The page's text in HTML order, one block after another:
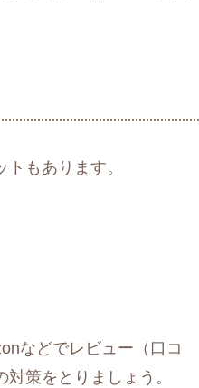
もあります。
などでレビュー（口コ
策をとりましょう。